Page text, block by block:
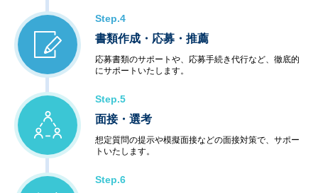
Step.4
書類作成・応募・推薦
応募書類のサポートや、応募手続き代行など、徹底的
にサポートいたします。
Step.5
面接・選考
想定質問の提示や模擬面接などの面接対策で、サポー
トいたします。
Step.6